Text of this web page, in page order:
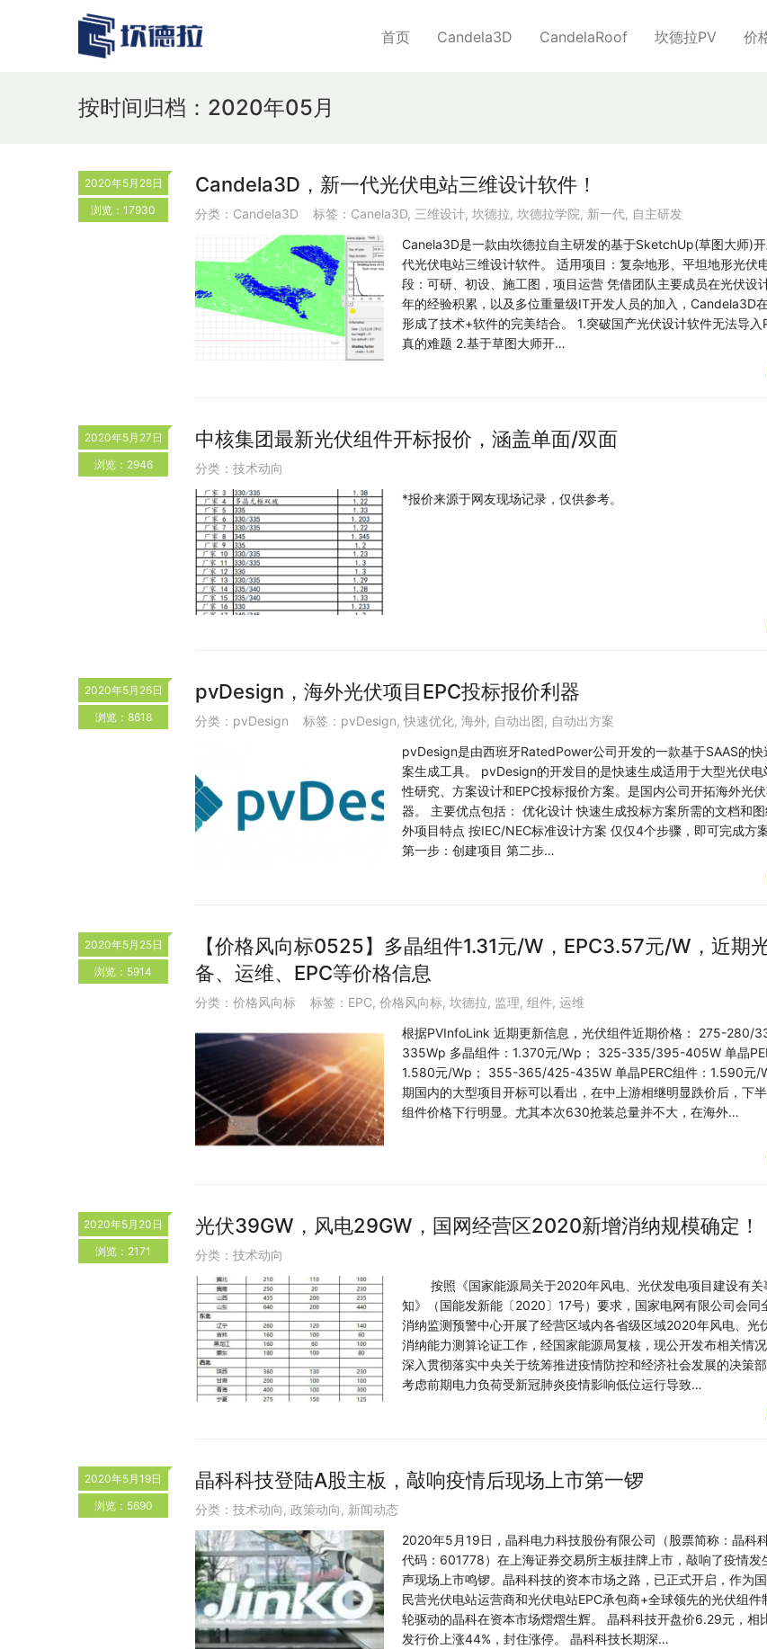
首页 Candela3D CandelaRoof 坎德拉PV 价
按时间归档：2020年05月
2020年5月28日
浏览：17930
Candela3D，新一代光伏电站三维设计软件！
分类： Candela3D 标签： Canela3D, 三维设计, 坎德拉, 坎德拉学院, 新一代, 自主研发
Canela3D是一款由坎德拉自主研发的基于SketchUp(草图大师)
代光伏电站三维设计软件。 适用项目：复杂地形、平坦地形光伏
段：可研、初设、施工图，项目运营 凭借团队主要成员在光伏设
年的经验积累，以及多位重量级IT开发人员的加入，Candela3D
形成了技术+软件的完美结合。 1.突破国产光伏设计软件无法导入
真的难题 2.基于草图大师开…
2020年5月27日
浏览：2946
中核集团最新光伏组件开标报价，涵盖单面/双面
分类： 技术动向
*报价来源于网友现场记录，仅供参考。
2020年5月26日
浏览：8618
pvDesign，海外光伏项目EPC投标报价利器
分类： pvDesign 标签： pvDesign,快速优化, 海外, 自动出图, 自动出方案
pvDesign是由西班牙RatedPower公司开发的一款基于SAAS的快
案生成工具。 pvDesign的开发目的是快速生成适用于大型光伏电
性研究、方案设计和EPC投标报价方案。是国内公司开拓海外光
器。 主要优点包括： 优化设计 快速生成投标方案所需的文档和
外项目特点 按IEC/NEC标准设计方案 仅仅4个步骤，即可完成方
第一步：创建项目 第二步…
2020年5月25日
浏览：5914
【价格风向标0525】多晶组件1.31元/W，EPC3.57元/W，近期
备、运维、EPC等价格信息
分类： 价格风向标 标签： EPC, 价格风向标, 坎德拉, 监理, 组件, 运维
根据PVInfoLink 近期更新信息，光伏组件近期价格： 275-280/
335Wp 多晶组件：1.370元/Wp； 325-335/395-405W 单晶
1.580元/Wp； 355-365/425-435W 单晶PERC组件：1.590元/
期国内的大型项目开标可以看出，在中上游相继明显跌价后，下
组件价格下行明显。尤其本次630抢装总量并不大，在海外…
2020年5月20日
浏览：2171
光伏39GW，风电29GW，国网经营区2020新增消纳规模确定！
分类： 技术动向
按照《国家能源局关于2020年风电、光伏发电项目建设有关
知》（国能发新能〔2020〕17号）要求，国家电网有限公司会同
消纳监测预警中心开展了经营区域内各省级区域2020年风电、光
消纳能力测算论证工作，经国家能源局复核，现公开发布相关情
深入贯彻落实中央关于统筹推进疫情防控和经济社会发展的决策
考虑前期电力负荷受新冠肺炎疫情影响低位运行导致…
2020年5月19日
浏览：5690
晶科科技登陆A股主板，敲响疫情后现场上市第一锣
分类： 技术动向 , 政策动向 , 新闻动态
2020年5月19日，晶科电力科技股份有限公司（股票简称：晶科
代码：601778）在上海证券交易所主板挂牌上市，敲响了疫情发
声现场上市鸣锣。晶科科技的资本市场之路，已正式开启，作为
民营光伏电站运营商和光伏电站EPC承包商+全球领先的光伏组件
轮驱动的晶科在资本市场熠熠生辉。 晶科科技开盘价6.29元，相
发行价上涨44%，封住涨停。 晶科科技长期深…